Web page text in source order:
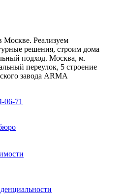
Москве. Реализуем
решения, строим дома
подход. Москва, м.
переулок, 5 строение
завода ARMA
06-71